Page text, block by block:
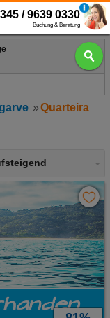
/ 9639 0330
Buchung & Beratung
Quarteira